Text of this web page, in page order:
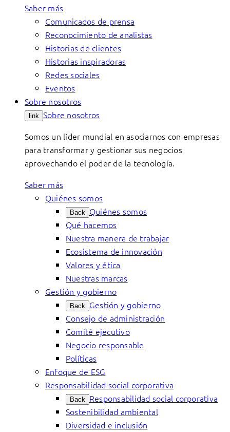
Saber más
Comunicados de prensa
Reconocimiento de analistas
Historias de clientes
Historias inspiradoras
Redes sociales
Eventos
Sobre nosotros
link Sobre nosotros
Somos un líder mundial en asociarnos con empresas
para transformar y gestionar sus negocios
aprovechando el poder de la tecnología.
Saber más
Quiénes somos
Back Quiénes somos
Qué hacemos
Nuestra manera de trabajar
Ecosistema de innovación
Valores y ética
Nuestras marcas
Gestión y gobierno
Back Gestión y gobierno
Consejo de administración
Comité ejecutivo
Negocio responsable
Políticas
Enfoque de ESG
Responsabilidad social corporativa
Back Responsabilidad social corporativa
Sostenibilidad ambiental
Diversidad e inclusión